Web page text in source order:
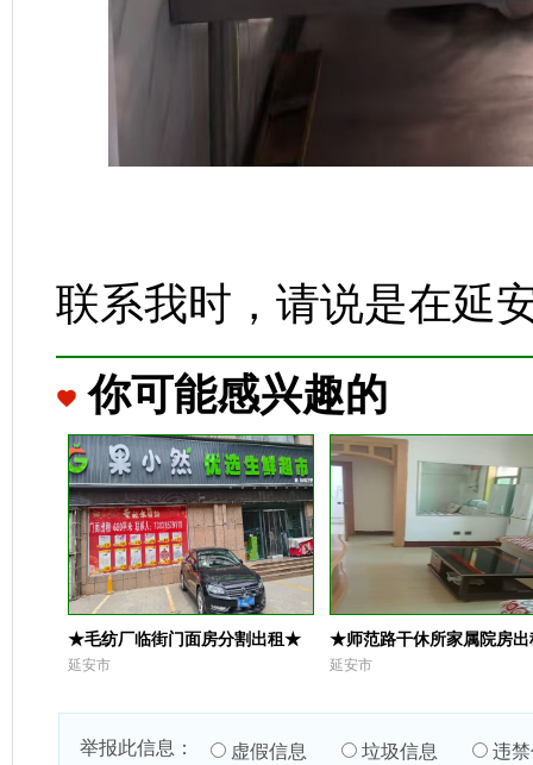
联系我时，请说是在延
你可能感兴趣的
★毛纺厂临街门面房分割出租★
延安市
★师范路干休所家属院房
延安市
举报此信息： 虚假信息 垃圾信息 违